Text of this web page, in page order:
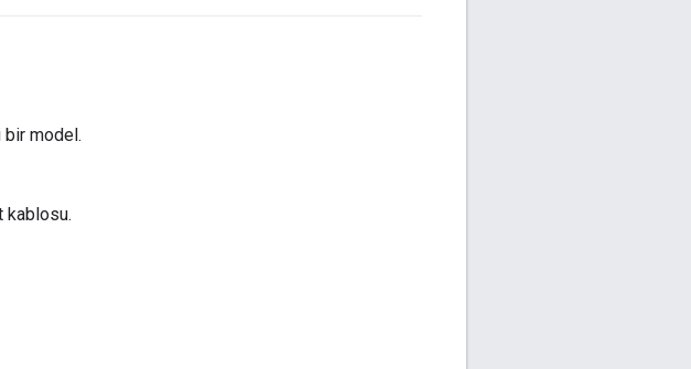
bir model.
kablosu.